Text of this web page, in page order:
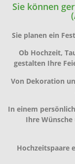
Sie können
Sie planen ein
Ob Hochzeit,
gestalten Ihre
Von Dekoration
In einem
Ihre
Hochzeitspaare